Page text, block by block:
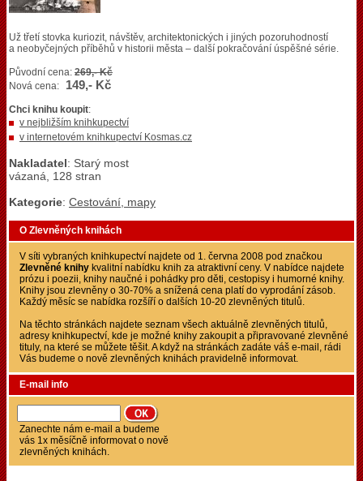
Už třetí stovka kuriozit, návštěv, architektonických i jiných pozoruhodností
a neobyčejných příběhů v historii města – další pokračování úspěšné série.
Původní cena: 269,- Kč
Nová cena:
149,- Kč
Chci knihu koupit:
v nejbližším knihkupectví
v internetovém knihkupectví Kosmas.cz
Nakladatel: Starý most
vázaná, 128 stran
Kategorie: Cestování, mapy
O Zlevněných knihách
V síti vybraných knihkupectví najdete od 1. června 2008 pod značkou
Zlevněné knihy kvalitní nabídku knih za atraktivní ceny. V nabídce najdete
prózu i poezii, knihy naučné i pohádky pro děti, cestopisy i humorné knihy.
Knihy jsou zlevněny o 30-70% a snížená cena platí do vyprodání zásob.
Každý měsíc se nabídka rozšíří o dalších 10-20 zlevněných titulů.
Na těchto stránkách najdete seznam všech aktuálně zlevněných titulů,
adresy knihkupectví, kde je možné knihy zakoupit a připravované zlevněné
tituly, na které se můžete těšit. A když na stránkách zadáte váš e-mail, rádi
Vás budeme o nově zlevněných knihách pravidelně informovat.
E-mail info
Zanechte nám e-mail a budeme
vás 1x měsíčně informovat o nově
zlevněných knihách.